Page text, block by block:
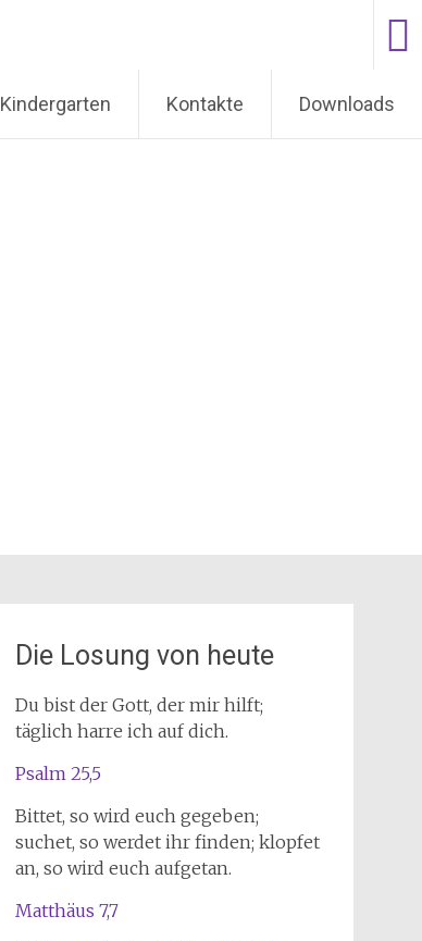
Kindergarten Kontakte Downloads
Die Losung von heute
Du bist der Gott, der mir hilft;
täglich harre ich auf dich.
Psalm 25,5
Bittet, so wird euch gegeben;
suchet, so werdet ihr finden; klopfet
an, so wird euch aufgetan.
Matthäus 7,7